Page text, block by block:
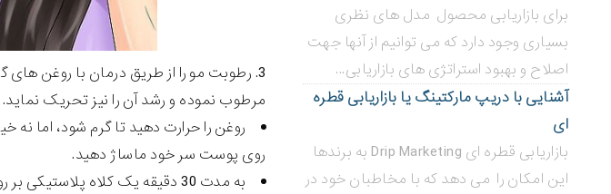
رطوبت مو را از طریق درمان با روغن های
مرطوب نموده و رشد آن را نیز تحریک نماید.
روی پوست سر خود ماساژ دهید.
به مدت 30 دقیقه یک کلاه پلاستیکی بر روی سر خود قرار دهید. وقتی زمان تمام شد، روغن را با شامپو بشویید.
برای بازاریابی محصول مدل های نظری
بسیاری وجود دارد که می توانیم از آنها جهت
اصلاح و بهبود استراتژی های بازاریابی...
آشنایی با دریپ مارکتینگ یا بازاریابی قطره
ای
بازاریابی قطره ای Drip Marketing به برندها
این امکان را می دهد که با مخاطبان خود در